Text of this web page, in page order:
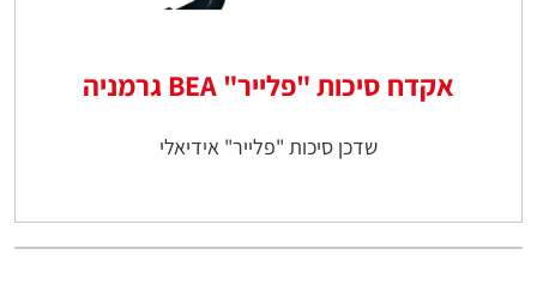
אקדח סיכות "פלייר" BEA גרמניה
שדכן סיכות "פלייר" אידיאלי